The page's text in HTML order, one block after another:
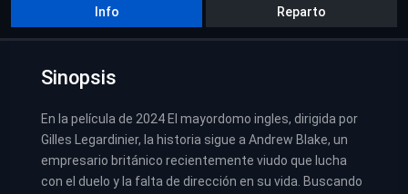
Info Reparto
Sinopsis
En la película de 2024 El mayordomo ingles, dirigida por
Gilles Legardinier, la historia sigue a Andrew Blake, un
empresario británico recientemente viudo que lucha
con el duelo y la falta de dirección en su vida. Buscando